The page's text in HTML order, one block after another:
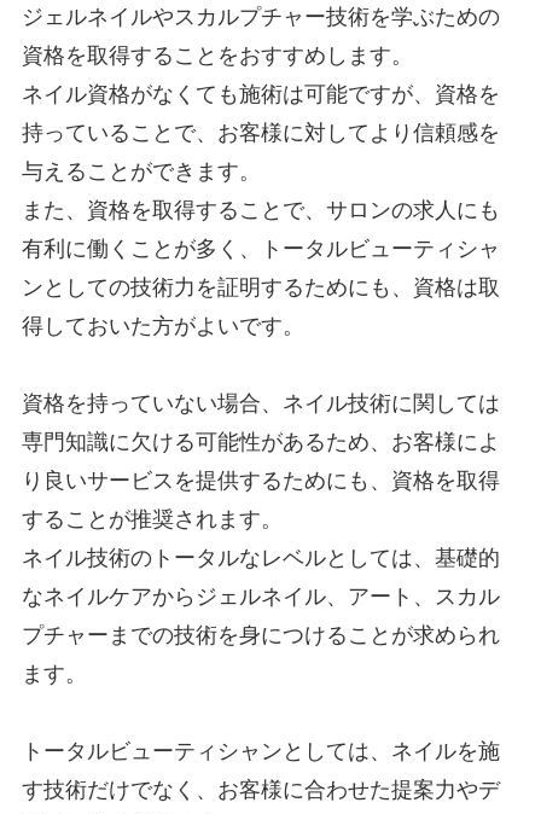
ジェルネイルやスカルプチャー技術を学ぶための
資格を取得することをおすすめします。
ネイル資格がなくても施術は可能ですが、資格を
持っていることで、お客様に対してより信頼感を
与えることができます。
また、資格を取得することで、サロンの求人にも
有利に働くことが多く、トータルビューティシャ
ンとしての技術力を証明するためにも、資格は取
得しておいた方がよいです。
資格を持っていない場合、ネイル技術に関しては
専門知識に欠ける可能性があるため、お客様によ
り良いサービスを提供するためにも、資格を取得
することが推奨されます。
ネイル技術のトータルなレベルとしては、基礎的
なネイルケアからジェルネイル、アート、スカル
プチャーまでの技術を身につけることが求められ
ます。
トータルビューティシャンとしては、ネイルを施
す技術だけでなく、お客様に合わせた提案力やデ